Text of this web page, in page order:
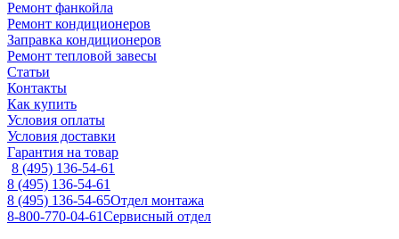
Ремонт фанкойла
Ремонт кондиционеров
Заправка кондиционеров
Ремонт тепловой завесы
Статьи
Контакты
Как купить
Условия оплаты
Условия доставки
Гарантия на товар
8 (495) 136-54-61
8 (495) 136-54-61
8 (495) 136-54-65Отдел монтажа
8-800-770-04-61Сервисный отдел